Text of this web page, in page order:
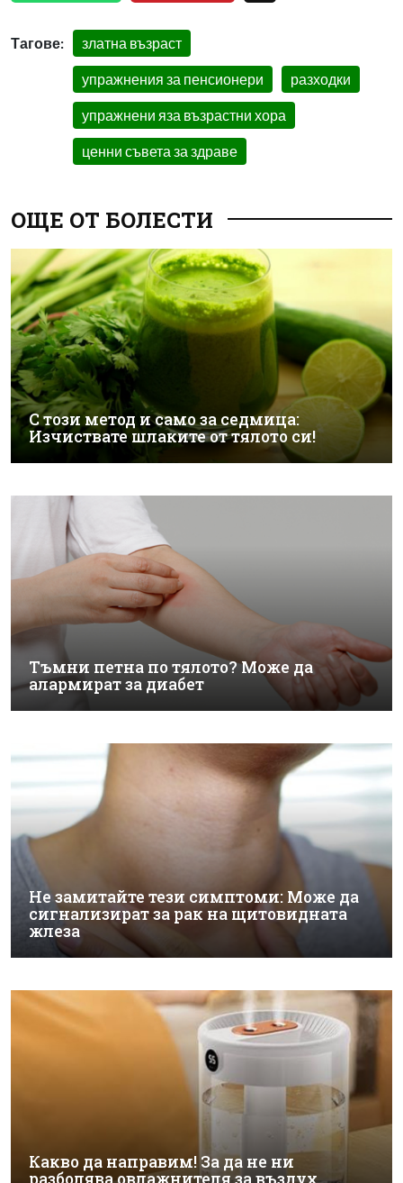
Тагове: златна възраст
упражнения за пенсионери разходки
упражнени яза възрастни хора
ценни съвета за здраве
ОЩЕ ОТ БОЛЕСТИ
С този метод и само за седмица:
Изчиствате шлаките от тялото си!
Тъмни петна по тялото? Може да
алармират за диабет
Не замитайте тези симптоми: Може да
сигнализират за рак на щитовидната
жлеза
Какво да направим! За да не ни
разболява овлажнителя за въздух